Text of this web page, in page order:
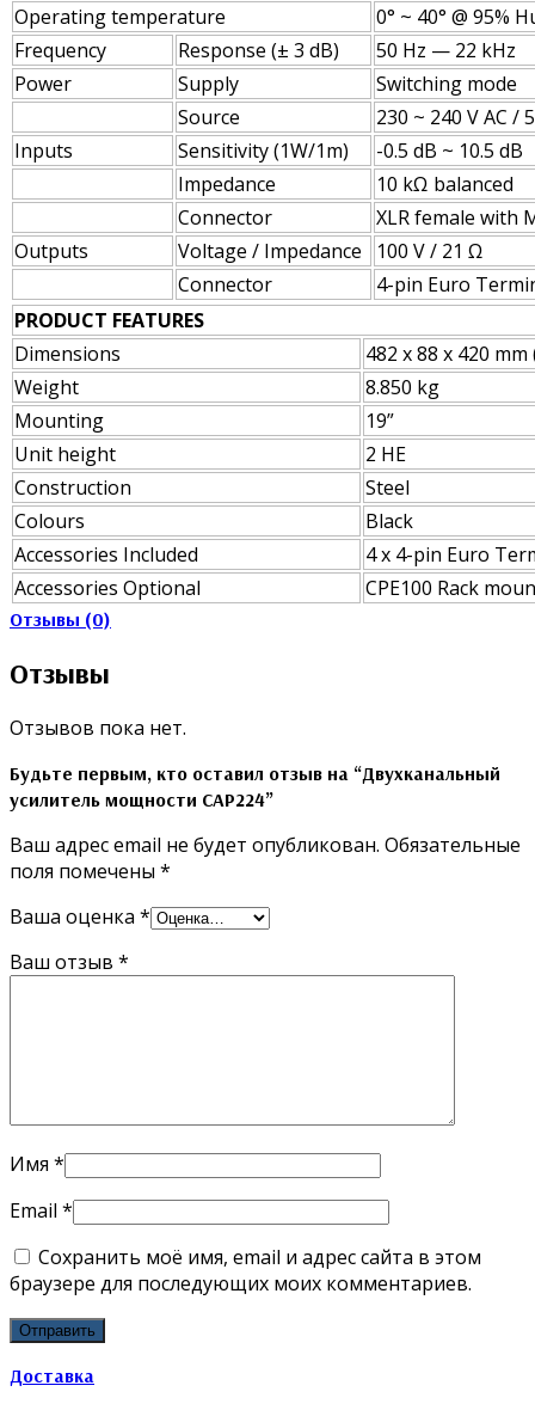
Operating temperature
0° ~ 40° @ 95%
Frequency
Response (± 3 dB)
50 Hz — 22 kHz
Power
Supply
Switching mode
Source
230 ~ 240 V AC /
Inputs
Sensitivity (1W/1m)
-0.5 dB ~ 10.5 dB
Impedance
10 kΩ balanced
Connector
XLR female with
Outputs
Voltage / Impedance
100 V / 21 Ω
Connector
4-pin Euro
PRODUCT FEATURES
Dimensions
482 x 88 x 420 mm
Weight
8.850 kg
Mounting
19”
Unit height
2 HE
Construction
Steel
Colours
Black
Accessories Included
4 x 4-pin Euro
Accessories Optional
CPE100 Rack
Отзывы (0)
Отзывы
Отзывов пока нет.
Будьте первым, кто оставил отзыв на “Двухканальный
усилитель мощности CAP224”
Ваш адрес email не будет опубликован. Обязательные
поля помечены *
Ваша оценка *
Ваш отзыв *
Имя *
Email *
Сохранить моё имя, email и адрес сайта в этом
браузере для последующих моих комментариев.
Доставка